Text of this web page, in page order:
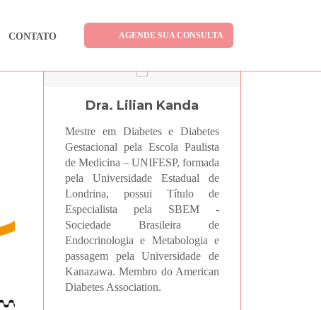
CONTATO AGENDE SUA CONSULTA
Dra. Lilian Kanda
Mestre em Diabetes e Diabetes
Gestacional pela Escola Paulista
de Medicina – UNIFESP, formada
pela Universidade Estadual de
Londrina, possui Título de
Especialista pela SBEM -
Sociedade Brasileira de
Endocrinologia e Metabologia e
passagem pela Universidade de
Kanazawa. Membro do American
Diabetes Association.